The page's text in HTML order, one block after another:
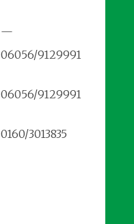
—
06056/9129991
06056/9129991
0160/3013835